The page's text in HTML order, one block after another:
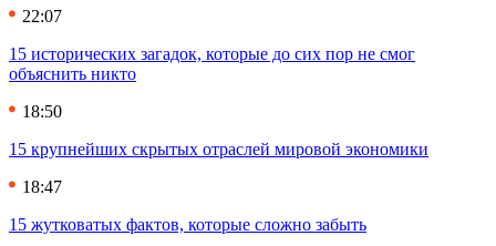
22:07
15 исторических загадок, которые до сих пор не смог
объяснить никто
18:50
15 крупнейших скрытых отраслей мировой экономики
18:47
15 жутковатых фактов, которые сложно забыть